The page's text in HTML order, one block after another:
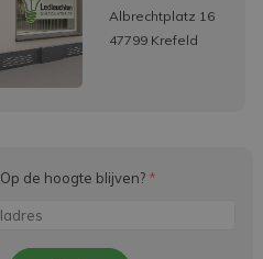
Albrechtplatz 16
47799 Krefeld
Op de hoogte blijven? *